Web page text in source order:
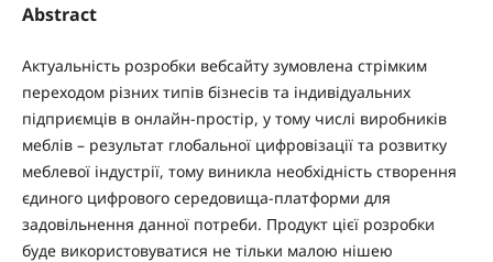
Abstract
Актуальність розробки вебсайту зумовлена стрімким
переходом різних типів бізнесів та індивідуальних
підприємців в онлайн-простір, у тому числі виробників
меблів – результат глобальної цифровізації та розвитку
меблевої індустрії, тому виникла необхідність створення
єдиного цифрового середовища-платформи для
задовільнення данної потреби. Продукт цієї розробки
буде використовуватися не тільки малою нішею